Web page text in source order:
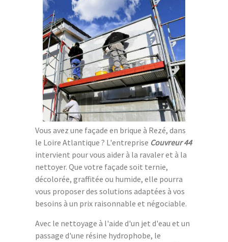
Vous avez une façade en brique à Rezé, dans
le Loire Atlantique ? L'entreprise Couvreur 44
intervient pour vous aider à la ravaler et à la
nettoyer. Que votre façade soit ternie,
décolorée, graffitée ou humide, elle pourra
vous proposer des solutions adaptées à vos
besoins à un prix raisonnable et négociable.
Avec le nettoyage à l'aide d'un jet d'eau et un
passage d'une résine hydrophobe, le